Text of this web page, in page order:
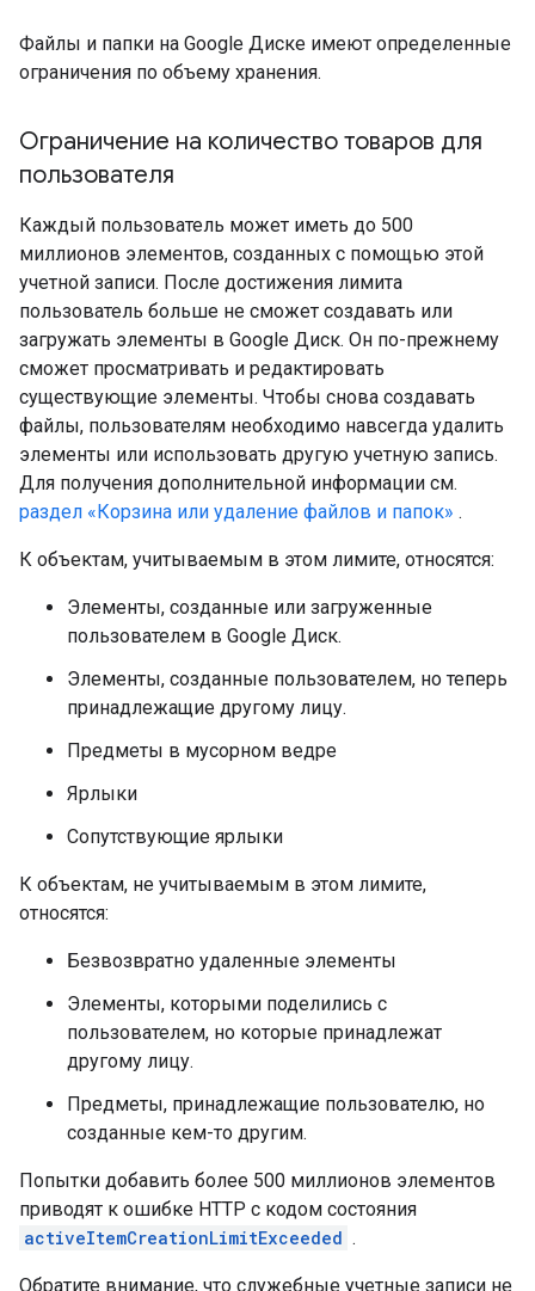
Файлы и папки на Google Диске имеют определенные
ограничения по объему хранения.
Ограничение на количество товаров для
пользователя
Каждый пользователь может иметь до 500
миллионов элементов, созданных с помощью этой
учетной записи. После достижения лимита
пользователь больше не сможет создавать или
загружать элементы в Google Диск. Он по-прежнему
сможет просматривать и редактировать
существующие элементы. Чтобы снова создавать
файлы, пользователям необходимо навсегда удалить
элементы или использовать другую учетную запись.
Для получения дополнительной информации см.
раздел «Корзина или удаление файлов и папок» .
К объектам, учитываемым в этом лимите, относятся:
Элементы, созданные или загруженные
пользователем в Google Диск.
Элементы, созданные пользователем, но теперь
принадлежащие другому лицу.
Предметы в мусорном ведре
Ярлыки
Сопутствующие ярлыки
К объектам, не учитываемым в этом лимите,
относятся:
Безвозвратно удаленные элементы
Элементы, которыми поделились с
пользователем, но которые принадлежат
другому лицу.
Предметы, принадлежащие пользователю, но
созданные кем-то другим.
Попытки добавить более 500 миллионов элементов
приводят к ошибке HTTP с кодом состояния
activeItemCreationLimitExceeded .
Обратите внимание, что служебные учетные записи не